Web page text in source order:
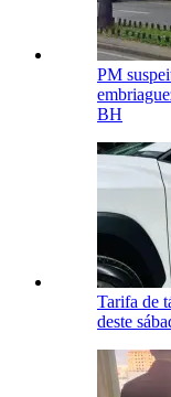
PM
BH
Tarifa de
deste